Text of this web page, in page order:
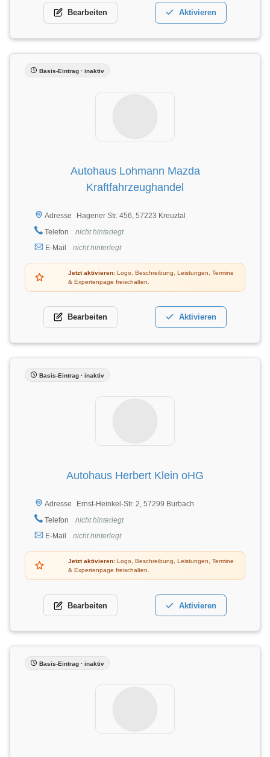
Bearbeiten Aktivieren
Basis-Eintrag · inaktiv
Autohaus Lohmann Mazda
Kraftfahrzeughandel
Adresse
Hagener Str. 456, 57223 Kreuztal
Telefon
nicht hinterlegt
E-Mail
nicht hinterlegt
Jetzt aktivieren: Logo, Beschreibung, Leistungen, Termine
& Expertenpage freischalten.
Bearbeiten Aktivieren
Basis-Eintrag · inaktiv
Autohaus Herbert Klein oHG
Adresse
Ernst-Heinkel-Str. 2, 57299 Burbach
Telefon
nicht hinterlegt
E-Mail
nicht hinterlegt
Jetzt aktivieren: Logo, Beschreibung, Leistungen, Termine
& Expertenpage freischalten.
Bearbeiten Aktivieren
Basis-Eintrag · inaktiv